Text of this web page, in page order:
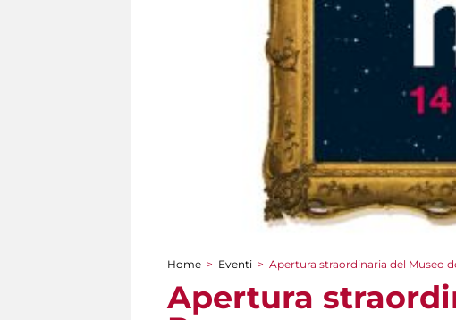
Tu sei qui
Home > Eventi > Apertura straordinaria del Museo
Apertura